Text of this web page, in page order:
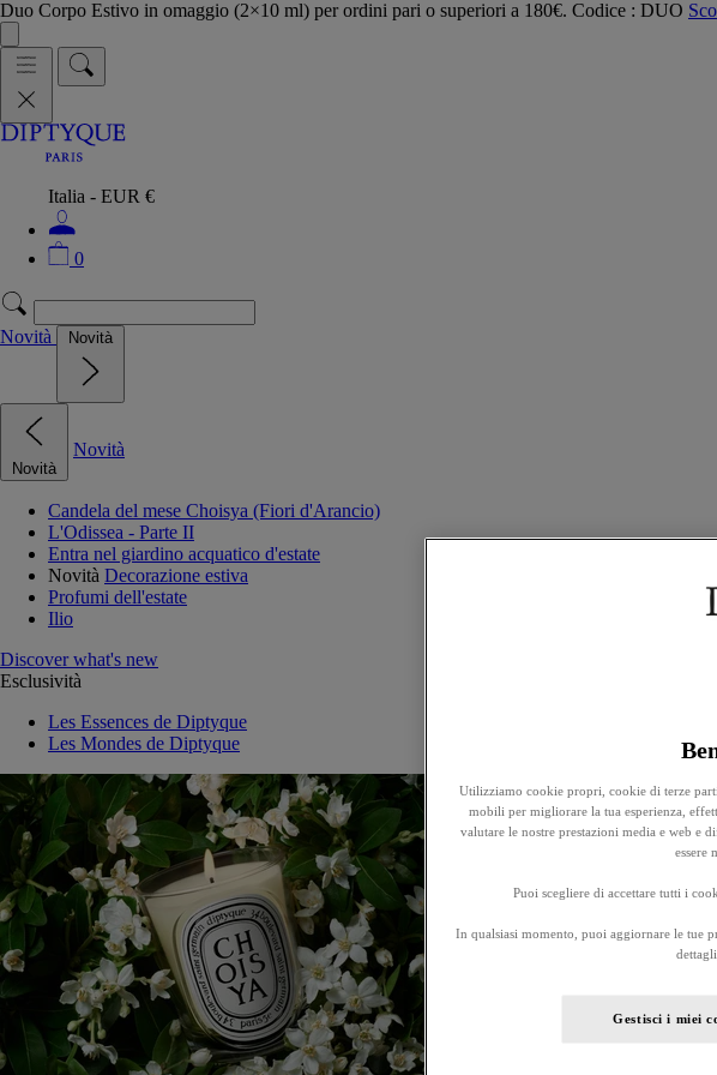
Duo Corpo Estivo in omaggio (2×10 ml) per ordini pari o superiori a 180€. Codice : DUO
Italia - EUR €
0
Novità Novità
Novità
Novità
Candela del mese Choisya (Fiori d'Arancio)
L'Odissea - Parte II
Entra nel giardino acquatico d'estate
Novità Decorazione estiva
Profumi dell'estate
Ilio
Discover what's new
Esclusività
Les Essences de Diptyque
Les Mondes de Diptyque
Utilizziamo cookie propri, cookie di terze
mobili per migliorare la tua esperienza,
valutare le nostre prestazioni media e web e
essere
Puoi scegliere di accettare tutti i
In qualsiasi momento, puoi aggiornare le tue
Gestisci i miei